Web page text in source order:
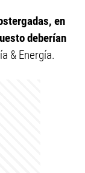
en
deberían
& Energía.